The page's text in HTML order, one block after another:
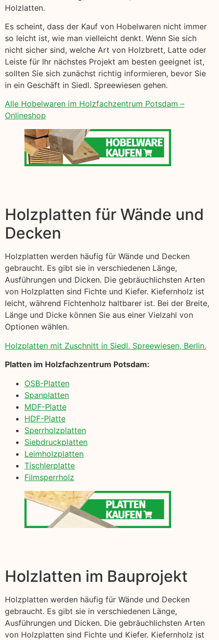
Holzlatten.
Es scheint, dass der Kauf von Hobelwaren nicht immer
so leicht ist, wie man vielleicht denkt. Wenn Sie sich
nicht sicher sind, welche Art von Holzbrett, Latte oder
Leiste für Ihr nächstes Projekt am besten geeignet ist,
sollten Sie sich zunächst richtig informieren, bevor Sie
in ein Geschäft in Siedl. Spreewiesen gehen.
Alle Hobelwaren im Holzfachzentrum Potsdam –
Onlineshop
Holzplatten für Wände und
Decken
Holzplatten werden häufig für Wände und Decken
gebraucht. Es gibt sie in verschiedenen Länge,
Ausführungen und Dicken. Die gebräuchlichsten Arten
von Holzplatten sind Fichte und Kiefer. Kiefernholz ist
leicht, während Fichtenholz haltbarer ist. Bei der Breite,
Länge und Dicke können Sie aus einer Vielzahl von
Optionen wählen.
Holzplatten mit Zuschnitt in Siedl. Spreewiesen, Berlin.
Platten im Holzfachzentrum Potsdam:
OSB-Platten
Spanplatten
MDF-Platte
HDF-Platte
Sperrholzplatten
Siebdruckplatten
Leimholzplatten
Tischlerplatte
Filmsperrholz
Holzlatten im Bauprojekt
Holzplatten werden häufig für Wände und Decken
gebraucht. Es gibt sie in verschiedenen Länge,
Ausführungen und Dicken. Die gebräuchlichsten Arten
von Holzplatten sind Fichte und Kiefer. Kiefernholz ist